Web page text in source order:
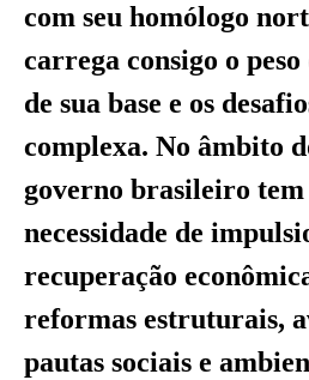
com seu homólogo
carrega consigo o
de sua base e os
complexa. No âmbito
governo brasileiro
necessidade de
recuperação
reformas estruturais,
pautas sociais e